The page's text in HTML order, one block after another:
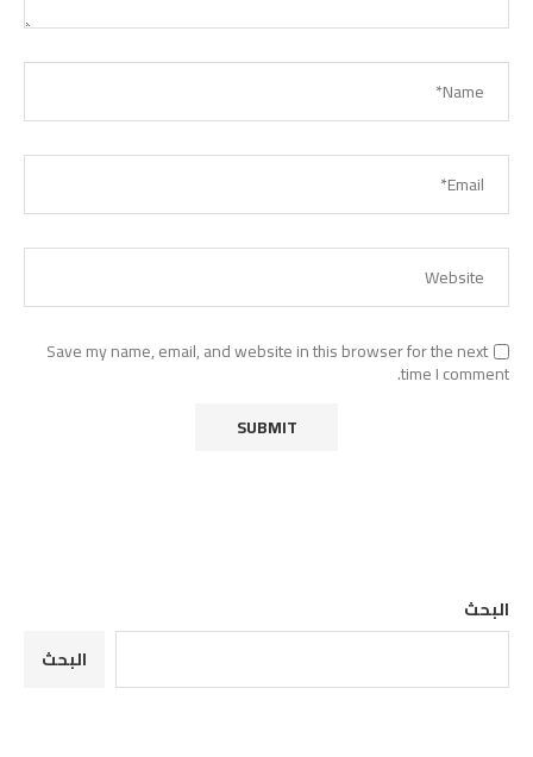
Save my name, email, and website in this browser for the next
time I comment.
البحث
البحث